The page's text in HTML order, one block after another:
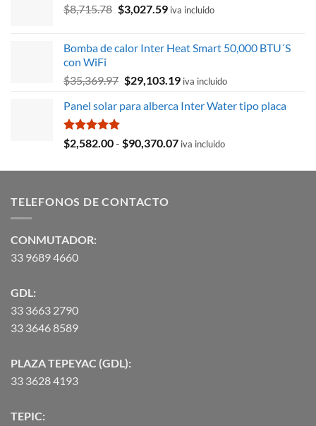
$8,715.78 El
era:
$3,027.59El
es:
iva incluido
Bomba de calor Inter Heat Smart 50,000 BTU´S
con WiFi
$35,369.97 El
original
$35,369.97.
$29,103.19El
actual
$29,103.19.
iva incluido
Panel solar para alberca Inter Water tipo placa
Valorado
con
$2,582.00- $90,370.07Rango
precios:
iva incluido
TELEFONOS DE CONTACTO
CONMUTADOR:
33 9689 4660
GDL:
33 3663 2790
33 3646 8589
PLAZA TEPEYAC (GDL):
33 3628 4193
TEPIC: